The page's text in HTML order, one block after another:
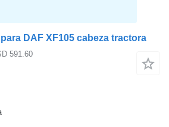
DAF XF105 cabeza tractora
591.60